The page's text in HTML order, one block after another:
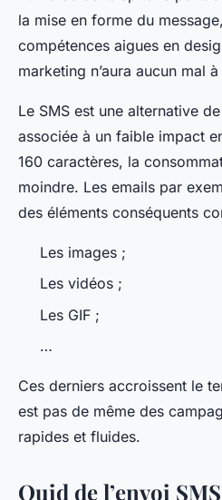
la mise en forme du
compétences aigues en
marketing n’aura aucun mal à
Le SMS est une alternative
associée à un faible impact
160 caractères, la
moindre. Les emails par
des éléments conséquents
Les images ;
Les vidéos ;
Les GIF ;
…
Ces derniers accroissent le
est pas de même des
rapides et fluides.
Quid de l’envoi